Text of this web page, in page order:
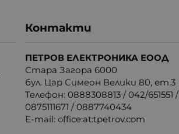
Контакти
ПЕТРОВ ЕЛЕКТРОНИКА ЕООД
Стара Загора 6000
бул. Цар Симеон Велики 80, ет.3
Телефон:0888308813 /042/651551 /
0875111671 /0887740434
E-mail:office:at:tpetrov.com